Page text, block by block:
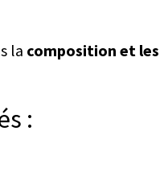
la composition et les
: